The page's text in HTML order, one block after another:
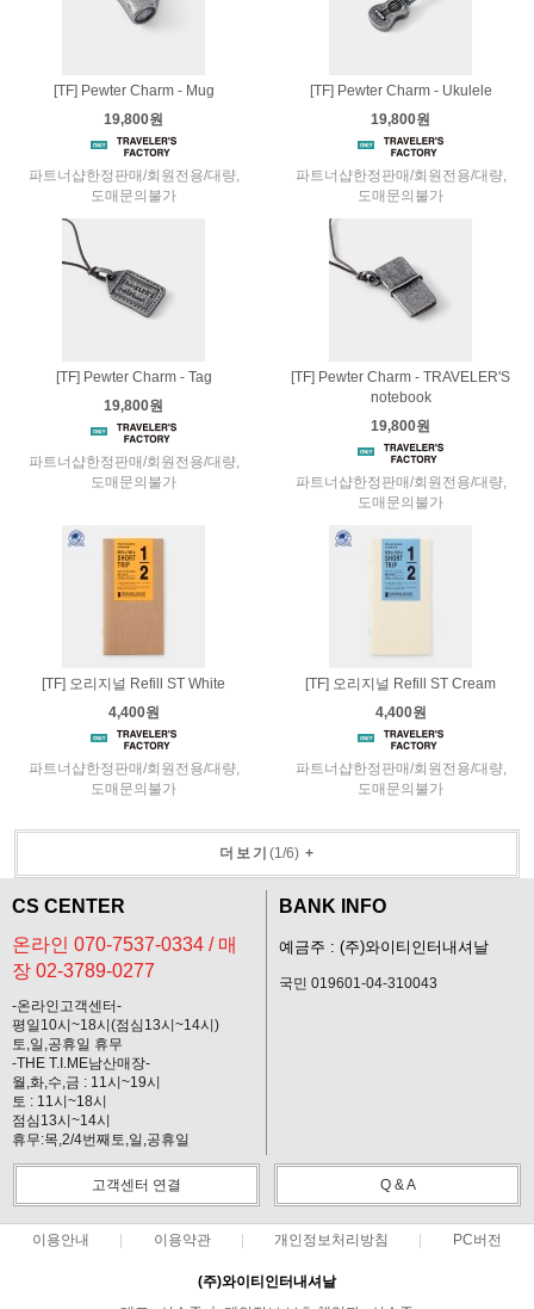
[TF] Pewter Charm - Mug
19,800원
파트너샵한정판매/회원전용/대량,
도매문의불가
[TF] Pewter Charm - Ukulele
19,800원
파트너샵한정판매/회원전용/대량,
도매문의불가
[TF] Pewter Charm - Tag
19,800원
파트너샵한정판매/회원전용/대량,
도매문의불가
[TF] Pewter Charm - TRAVELER'S
notebook
19,800원
파트너샵한정판매/회원전용/대량,
도매문의불가
[TF] 오리지널 Refill ST White
4,400원
파트너샵한정판매/회원전용/대량,
도매문의불가
[TF] 오리지널 Refill ST Cream
4,400원
파트너샵한정판매/회원전용/대량,
도매문의불가
더보기 (1 /6)+
CS CENTER
온라인 070-7537-0334 / 매
장 02-3789-0277
-온라인고객센터-
평일10시~18시(점심13시~14시)
토,일,공휴일 휴무
-THE T.I.ME남산매장-
월,화,수,금 : 11시~19시
토 : 11시~18시
점심13시~14시
휴무:목,2/4번째토,일,공휴일
BANK INFO
예금주 : (주)와이티인터내셔날
국민 019601-04-310043
고객센터 연결 Q & A
이용안내 이용약관 개인정보처리방침 PC버전
(주)와이티인터내셔날